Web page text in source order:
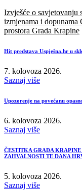
Izvješće o savjetovanju
izmjenama i
prostora Grada Krapine
Hit predstava Uspješna.hr u
7. kolovoza 2026.
Saznaj više
Upozorenje na povećanu
6. kolovoza 2026.
Saznaj više
ČESTITKA GRADA
ZAHVALNOSTI TE DANA
5. kolovoza 2026.
Saznaj više